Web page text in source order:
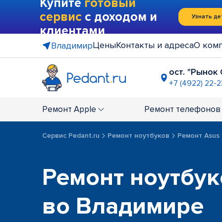
Купите готовый
сервис с доходом и
клиентами
Узнать
ВладимирЦеныКонтакты и адресаО
ост. "Рынок
+7 (4922) 22-
+7 (4922)
Ремонт Apple Ремонт телефонов
Сервис Pedant.ru Ремонт ноутбуков Ремонт Asus
Ремонт
во Владимире